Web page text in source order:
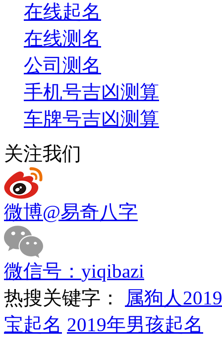
在线起名
在线测名
公司测名
手机号吉凶测算
车牌号吉凶测算
关注我们
微博@易奇八字
微信号： yiqibazi
热搜关键字：
属狗人
宝起名 2019年男孩起名